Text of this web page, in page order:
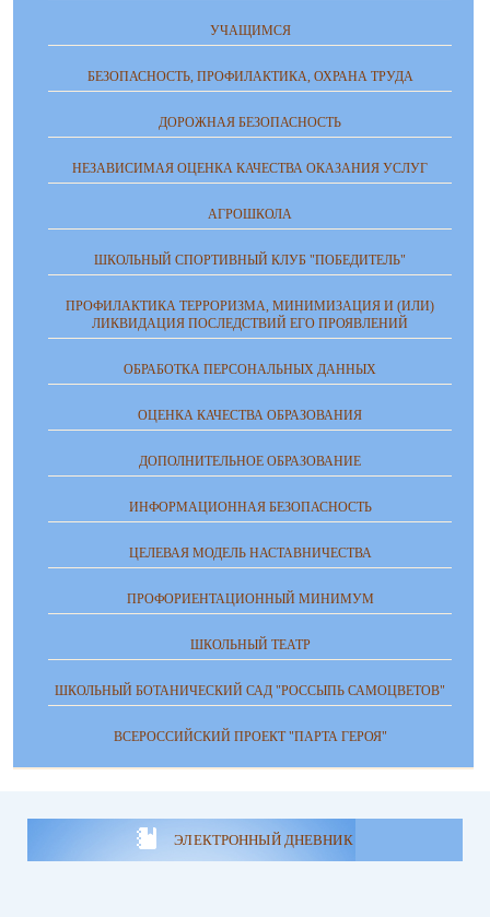
УЧАЩИМСЯ
БЕЗОПАСНОСТЬ, ПРОФИЛАКТИКА, ОХРАНА ТРУДА
ДОРОЖНАЯ БЕЗОПАСНОСТЬ
НЕЗАВИСИМАЯ ОЦЕНКА КАЧЕСТВА ОКАЗАНИЯ УСЛУГ
АГРОШКОЛА
ШКОЛЬНЫЙ СПОРТИВНЫЙ КЛУБ "ПОБЕДИТЕЛЬ"
ПРОФИЛАКТИКА ТЕРРОРИЗМА, МИНИМИЗАЦИЯ И (ИЛИ)
ЛИКВИДАЦИЯ ПОСЛЕДСТВИЙ ЕГО ПРОЯВЛЕНИЙ
ОБРАБОТКА ПЕРСОНАЛЬНЫХ ДАННЫХ
ОЦЕНКА КАЧЕСТВА ОБРАЗОВАНИЯ
ДОПОЛНИТЕЛЬНОЕ ОБРАЗОВАНИЕ
ИНФОРМАЦИОННАЯ БЕЗОПАСНОСТЬ
ЦЕЛЕВАЯ МОДЕЛЬ НАСТАВНИЧЕСТВА
ПРОФОРИЕНТАЦИОННЫЙ МИНИМУМ
ШКОЛЬНЫЙ ТЕАТР
ШКОЛЬНЫЙ БОТАНИЧЕСКИЙ САД "РОССЫПЬ САМОЦВЕТОВ"
ВСЕРОССИЙСКИЙ ПРОЕКТ "ПАРТА ГЕРОЯ"
ЭЛЕКТРОННЫЙ ДНЕВНИК